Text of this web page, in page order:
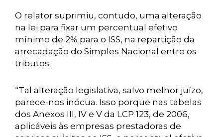
O relator suprimiu, contudo, uma alteração
na lei para fixar um percentual efetivo
mínimo de 2% para o ISS, na repartição da
arrecadação do Simples Nacional entre os
tributos.
“Tal alteração legislativa, salvo melhor juízo,
parece-nos inócua. Isso porque nas tabelas
dos Anexos III, IV e V da LCP 123, de 2006,
aplicáveis às empresas prestadoras de